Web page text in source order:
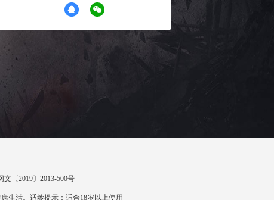
文〔2019〕2013-500号
生活。适龄提示：适合18岁以上使用